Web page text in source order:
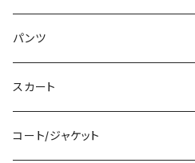
ミディアム/ミモレ
ロング/マキシ
袖付き
Tシャツ/カットソー
タンクトップ/キャミソール
シャツ/ブラウス
パンツ
ショート丈
クロップド丈
スカート
ミニ/ショート
コート/ジャケット